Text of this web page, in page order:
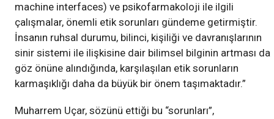
machine interfaces) ve psikofarmakoloji ile ilgili
çalışmalar, önemli etik sorunları gündeme getirmiştir.
İnsanın ruhsal durumu, bilinci, kişiliği ve davranışlarının
sinir sistemi ile ilişkisine dair bilimsel bilginin artması da
göz önüne alındığında, karşılaşılan etik sorunların
karmaşıklığı daha da büyük bir önem taşımaktadır.”
Muharrem Uçar, sözünü ettiği bu “sorunları”,